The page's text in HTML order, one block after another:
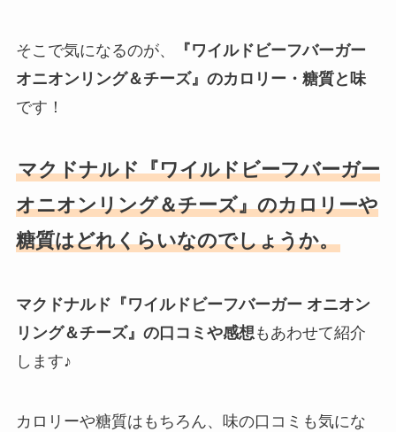
そこで気になるのが、
『ワイルドビーフバーガー
オニオンリング＆チーズ』のカロリー・糖質と味
です！
マクドナルド『ワイルドビーフバーガー
オニオンリング＆チーズ』のカロリーや
糖質はどれくらいなのでしょうか。
マクドナルド『ワイルドビーフバーガー オニオン
リング＆チーズ』の口コミや感想もあわせて紹介
します♪
カロリーや糖質はもちろん、味の口コミも気にな